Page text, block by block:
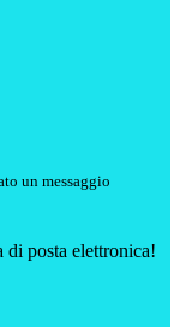
un messaggio
di posta elettronica!